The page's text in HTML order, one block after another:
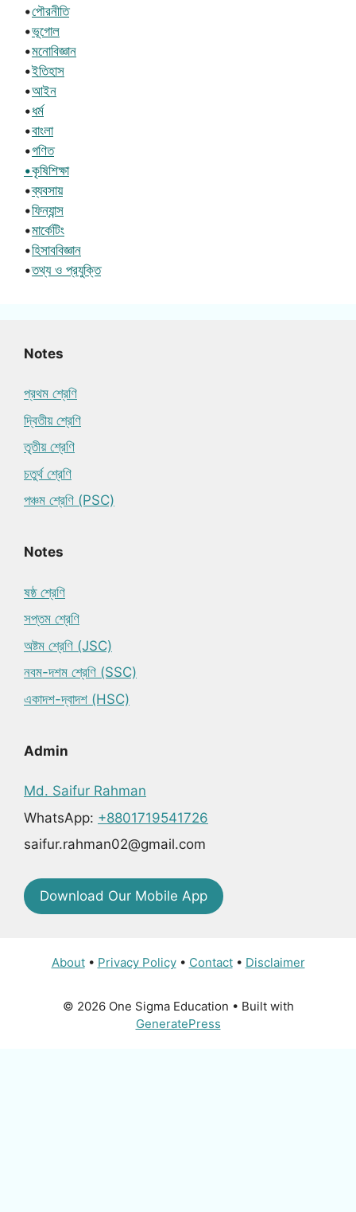
•পৌরনীতি
•ভূগোল
•মনোবিজ্ঞান
•ইতিহাস
•আইন
•ধর্ম
•বাংলা
•গণিত
•কৃষিশিক্ষা
•ব্যবসায়
•ফিন্যান্স
•মার্কেটিং
•হিসাববিজ্ঞান
•তথ্য ও প্রযুক্তি
Notes
প্রথম শ্রেণি
দ্বিতীয় শ্রেণি
তৃতীয় শ্রেণি
চতুর্থ শ্রেণি
পঞ্চম শ্রেণি (PSC)
Notes
ষষ্ঠ শ্রেণি
সপ্তম শ্রেণি
অষ্টম শ্রেণি (JSC)
নবম-দশম শ্রেণি (SSC)
একাদশ-দ্বাদশ (HSC)
Admin
Md. Saifur Rahman
WhatsApp: +8801719541726
saifur.rahman02@gmail.com
Download Our Mobile App
About• Privacy Policy• Contact• Disclaimer
© 2026 One Sigma Education • Built with
GeneratePress